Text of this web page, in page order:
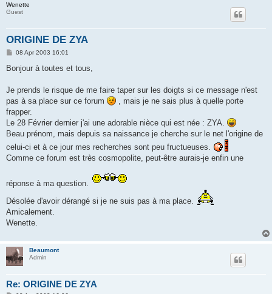
Wenette
Guest
ORIGINE DE ZYA
P
s
08 Apr 2003 16:01
Bonjour à toutes et tous,
Je prends le risque de me faire taper sur les doigts si ce message n'est
pas à sa place sur ce forum
, mais je ne sais plus à quelle porte
frapper.
Le 28 Février dernier j'ai une adorable nièce qui est née : ZYA.
Beau prénom, mais depuis sa naissance je cherche sur le net l'origine de
celui-ci et à ce jour mes recherches sont peu fructueuses.
Comme ce forum est très cosmopolite, peut-être aurais-je enfin une
réponse à ma question.
Désolée d'avoir dérangé si je ne suis pas à ma place.
Amicalement.
Wenette.
Beaumont
Admin
Re: ORIGINE DE ZYA